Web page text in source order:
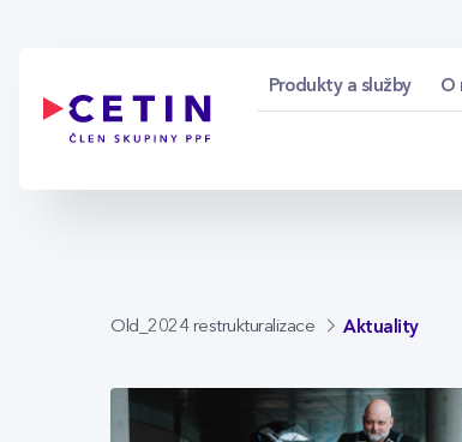
Produkty a služby O
Old_2024 restrukturalizace Aktuality